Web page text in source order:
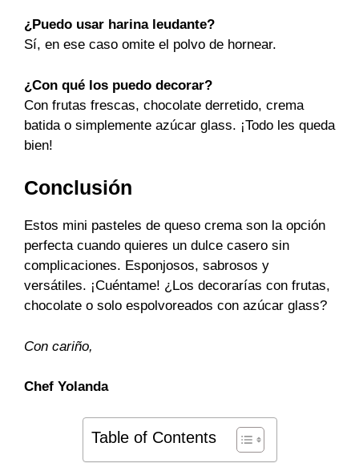
¿Puedo usar harina leudante?
Sí, en ese caso omite el polvo de hornear.
¿Con qué los puedo decorar?
Con frutas frescas, chocolate derretido, crema
batida o simplemente azúcar glass. ¡Todo les queda
bien!
Conclusión
Estos mini pasteles de queso crema son la opción
perfecta cuando quieres un dulce casero sin
complicaciones. Esponjosos, sabrosos y
versátiles. ¡Cuéntame! ¿Los decorarías con frutas,
chocolate o solo espolvoreados con azúcar glass?
Con cariño,
Chef Yolanda
Table of Contents